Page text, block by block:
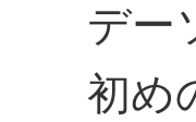
デー
初め